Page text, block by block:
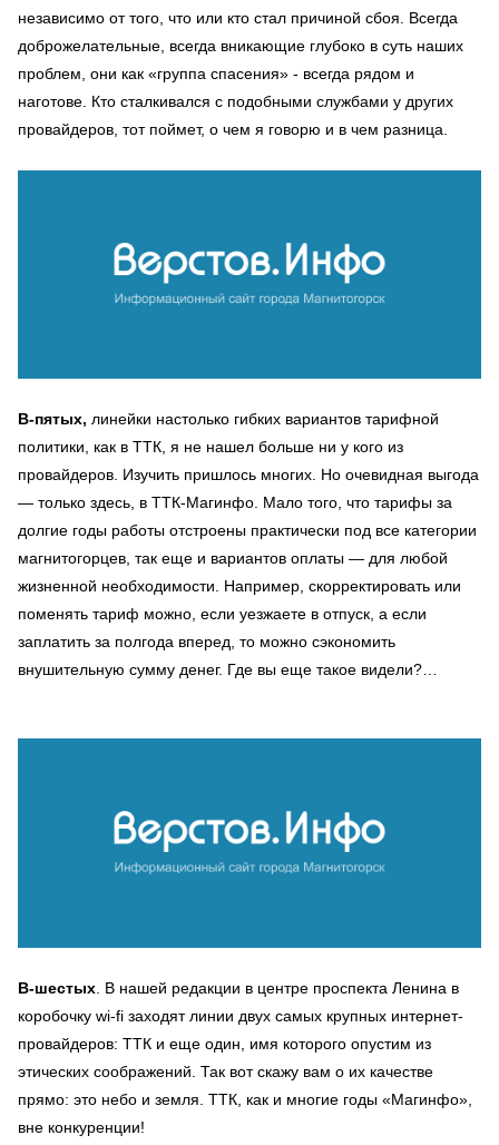
независимо от того, что или кто стал причиной сбоя. Всегда
доброжелательные, всегда вникающие глубоко в суть наших
проблем, они как «группа спасения» - всегда рядом и
наготове. Кто сталкивался с подобными службами у других
провайдеров, тот поймет, о чем я говорю и в чем разница.
В-пятых, линейки настолько гибких вариантов тарифной
политики, как в ТТК, я не нашел больше ни у кого из
провайдеров. Изучить пришлось многих. Но очевидная выгода
— только здесь, в ТТК-Магинфо. Мало того, что тарифы за
долгие годы работы отстроены практически под все категории
магнитогорцев, так еще и вариантов оплаты — для любой
жизненной необходимости. Например, скорректировать или
поменять тариф можно, если уезжаете в отпуск, а если
заплатить за полгода вперед, то можно сэкономить
внушительную сумму денег. Где вы еще такое видели?…
В-шестых . В нашей редакции в центре проспекта Ленина в
коробочку wi-fi заходят линии двух самых крупных интернет-
провайдеров: ТТК и еще один, имя которого опустим из
этических соображений. Так вот скажу вам о их качестве
прямо: это небо и земля. ТТК, как и многие годы «Магинфо»,
вне конкуренции!